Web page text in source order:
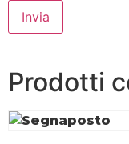
Prodotti